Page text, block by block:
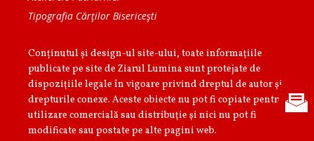
Tipografia Cărţilor Bisericeşti
Conținutul și design-ul site-ului, toate informaţiile
publicate pe site de Ziarul Lumina sunt protejate de
dispoziţiile legale în vigoare privind dreptul de autor şi
drepturile conexe. Aceste obiecte nu pot fi copiate pentru
utilizare comercială sau distribuţie şi nici nu pot fi
modificate sau postate pe alte pagini web.